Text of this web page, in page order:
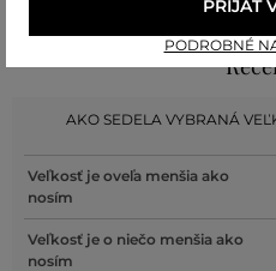
AKO SEDELA VYBRANÁ
Veľkosť je oveľa menšia ako
nosím
Veľkosť je o niečo menšia ako
nosím
PODROBNÉ
PRIJAŤ